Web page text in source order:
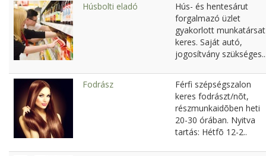
Húsbolti eladó
Hús- és hentesárut
forgalmazó üzlet
gyakorlott munkatársat
keres. Saját autó,
jogosítvány
Fodrász
Férfi szépségszalon
keres fodrászt/nõt,
részmunkaidõben heti
20-30 órában. Nyitva
tartás: Hétfõ 12-2..